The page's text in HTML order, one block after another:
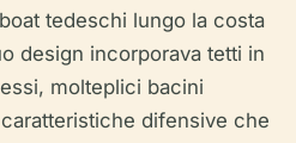
tedeschi lungo la costa
design incorporava tetti in
molteplici bacini
difensive che